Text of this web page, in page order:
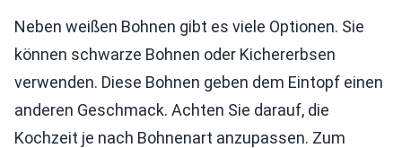
Neben weißen Bohnen gibt es viele Optionen. Sie
können schwarze Bohnen oder Kichererbsen
verwenden. Diese Bohnen geben dem Eintopf einen
anderen Geschmack. Achten Sie darauf, die
Kochzeit je nach Bohnenart anzupassen. Zum